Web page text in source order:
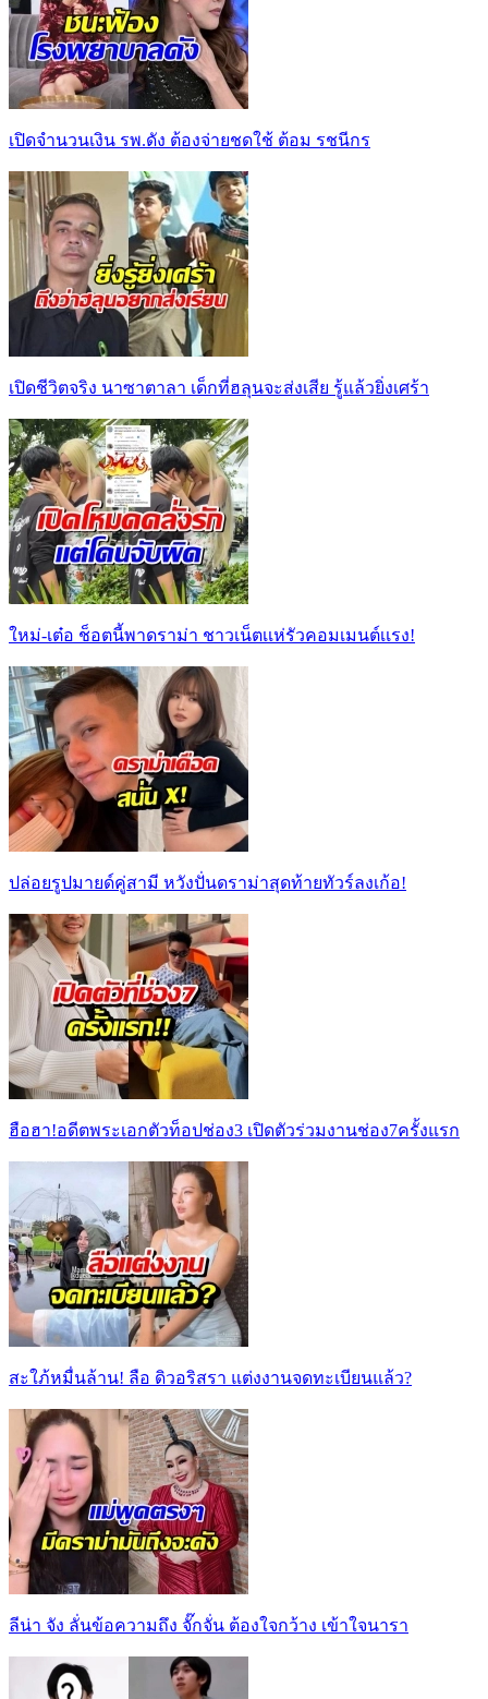
เปิดจำนวนเงิน รพ.ดัง ต้องจ่ายชดใช้ ต้อม รชนีกร
เปิดชีวิตจริง นาซาตาลา เด็กที่ฮลุนจะส่งเสีย รู้แล้วยิ่งเศร้า
ใหม่-เต๋อ ช็อตนี้พาดราม่า ชาวเน็ตเเห่รัวคอมเมนต์เเรง!
ปล่อยรูปมายด์คู่สามี หวังปั่นดราม่าสุดท้ายทัวร์ลงเก้อ!
ฮือฮา!อดีตพระเอกตัวท็อปช่อง3 เปิดตัวร่วมงานช่อง7ครั้งแรก
สะใภ้หมื่นล้าน! ลือ ดิวอริสรา แต่งงานจดทะเบียนแล้ว?
ลีน่า จัง ลั่นข้อความถึง จั๊กจั่น ต้องใจกว้าง เข้าใจนารา